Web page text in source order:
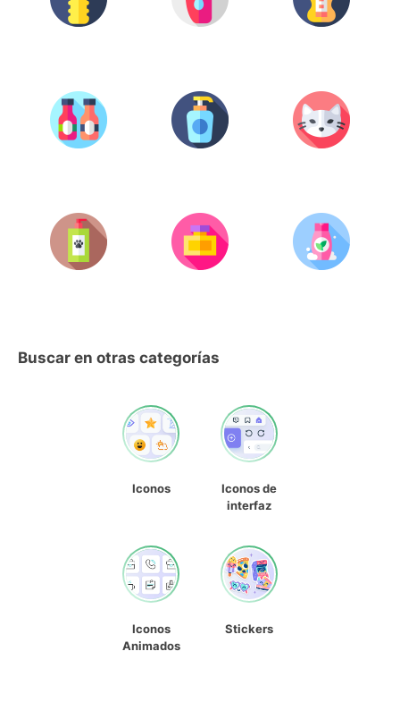
Buscar en otras categorías
Iconos
Iconos de
interfaz
Iconos
Animados
Stickers